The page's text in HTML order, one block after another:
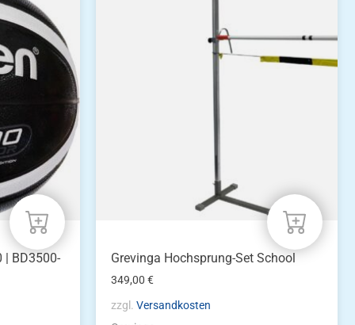
| BD3500-
Grevinga Hochsprung-Set School
349,00€
zzgl.Versandkosten